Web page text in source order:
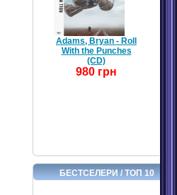
Adams, Bryan - Roll
With the Punches
(CD)
980 грн
БЕСТСЕЛЕРИ / ТОП 10